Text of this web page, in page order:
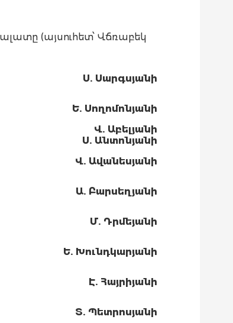
(այսուհետ՝ Վճռաբեկ
Ս. Սարգսյանի
Ե. Սողոմոնյանի
Վ. Աբելյանի
Ս. Անտոնյանի
Վ. Ավանեսյանի
Ա. Բարսեղյանի
Մ. Դրմեյանի
Ե. Խունդկարյանի
Է. Հայրիյանի
Տ. Պետրոսյանի